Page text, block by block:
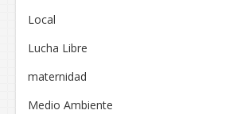
Local
Lucha Libre
maternidad
Medio Ambiente